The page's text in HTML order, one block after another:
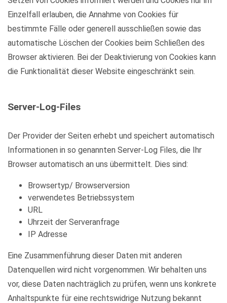
Einzelfall erlauben, die Annahme von Cookies für
bestimmte Fälle oder generell ausschließen sowie das
automatische Löschen der Cookies beim Schließen des
Browser aktivieren. Bei der Deaktivierung von Cookies kann
die Funktionalität dieser Website eingeschränkt sein.
Server-Log-Files
Der Provider der Seiten erhebt und speichert automatisch
Informationen in so genannten Server-Log Files, die Ihr
Browser automatisch an uns übermittelt. Dies sind:
Browsertyp/ Browserversion
verwendetes Betriebssystem
URL
Uhrzeit der Serveranfrage
IP Adresse
Eine Zusammenführung dieser Daten mit anderen
Datenquellen wird nicht vorgenommen. Wir behalten uns
vor, diese Daten nachträglich zu prüfen, wenn uns konkrete
Anhaltspunkte für eine rechtswidrige Nutzung bekannt